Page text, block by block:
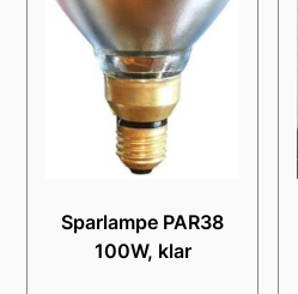
Sparlampe PAR38
100W, klar